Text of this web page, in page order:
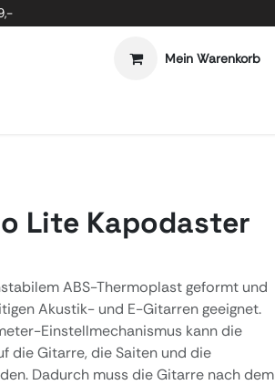
Mein Warenkorb
Lite Kapodaster
ABS-Thermoplast geformt und
Akustik- und E-Gitarren geeignet.
Einstellmechanismus kann die
die Gitarre, die Saiten und die
Dadurch muss die Gitarre nach dem